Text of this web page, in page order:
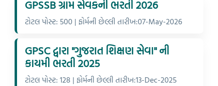
GPSSB ગ્રામ સેવકની ભરતી 2026
ટોટલ પોસ્ટ: 500 | ફોર્મની છેલ્લી તારીખ:07-May-2026
GPSC દ્વારા "ગુજરાત શિક્ષણ સેવા" ની
કાયમી ભરતી 2025
ટોટલ પોસ્ટ: 128 | ફોર્મની છેલ્લી તારીખ:13-Dec-2025